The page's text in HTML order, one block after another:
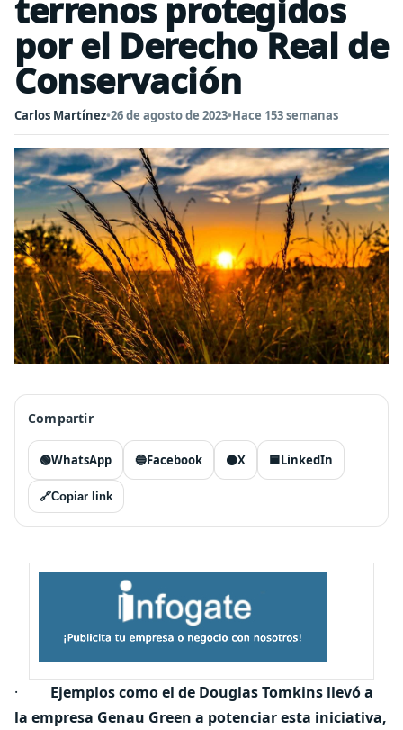
terrenos protegidos
por el Derecho Real de
Conservación
Carlos Martínez•26 de agosto de 2023•Hace 153 semanas
Compartir
🟢WhatsApp 🔵Facebook ⚫X 🟦LinkedIn
🔗Copiar link
· Ejemplos como el de Douglas Tomkins llevó a
la empresa Genau Green a potenciar esta iniciativa,